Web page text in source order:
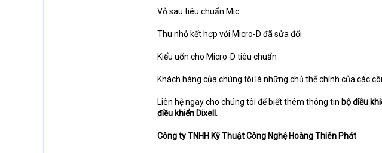
Vỏ sau tiêu chuẩn Mic
Thu nhỏ kết hợp với Micro-D đã sửa đổi
Kiểu uốn cho Micro-D tiêu chuẩn
Khách hàng của chúng tôi là những chủ thể chính của các
Liên hệ ngay cho chúng tôi để biết thêm thông tin bộ điều
điều khiển Dixell.
Công ty TNHH Kỹ Thuật Công Nghệ Hoàng Thiên Phát